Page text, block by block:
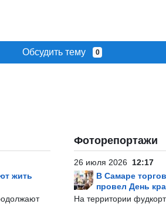
Обсудить тему 0
жить
Фоторепортажи
26 июля 2026 12:17
В Самаре
провел День
На территории